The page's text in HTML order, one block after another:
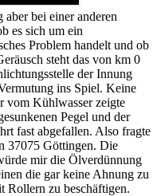
bei einer anderen
es sich um ein
Problem handelt und ob
steht das von km 0
der Innung
ins Spiel. Keine
vom Kühlwasser zeigte
Pegel und der
fast abgefallen. Also fragte
37075 Göttingen. Die
mir die Ölverdünnung
die gar keine Ahnung zu
Rollern zu beschäftigen.